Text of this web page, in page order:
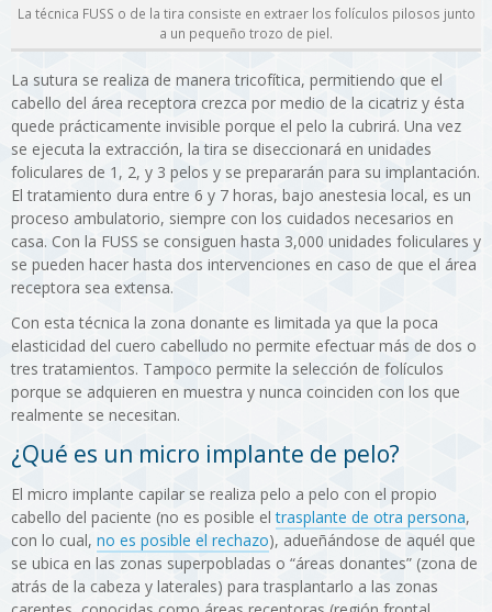
La técnica FUSS o de la tira consiste en extraer los folículos pilosos junto
a un pequeño trozo de piel.
La sutura se realiza de manera tricofítica, permitiendo que el
cabello del área receptora crezca por medio de la cicatriz y ésta
quede prácticamente invisible porque el pelo la cubrirá. Una vez
se ejecuta la extracción, la tira se diseccionará en unidades
foliculares de 1, 2, y 3 pelos y se prepararán para su implantación.
El tratamiento dura entre 6 y 7 horas, bajo anestesia local, es un
proceso ambulatorio, siempre con los cuidados necesarios en
casa. Con la FUSS se consiguen hasta 3,000 unidades foliculares y
se pueden hacer hasta dos intervenciones en caso de que el área
receptora sea extensa.
Con esta técnica la zona donante es limitada ya que la poca
elasticidad del cuero cabelludo no permite efectuar más de dos o
tres tratamientos. Tampoco permite la selección de folículos
porque se adquieren en muestra y nunca coinciden con los que
realmente se necesitan.
¿Qué es un micro implante de pelo?
El micro implante capilar se realiza pelo a pelo con el propio
cabello del paciente (no es posible eltrasplante de otra persona,
con lo cual, no es posible el rechazo), adueñándose de aquél que
se ubica en las zonas superpobladas o “áreas donantes” (zona de
atrás de la cabeza y laterales) para trasplantarlo a las zonas